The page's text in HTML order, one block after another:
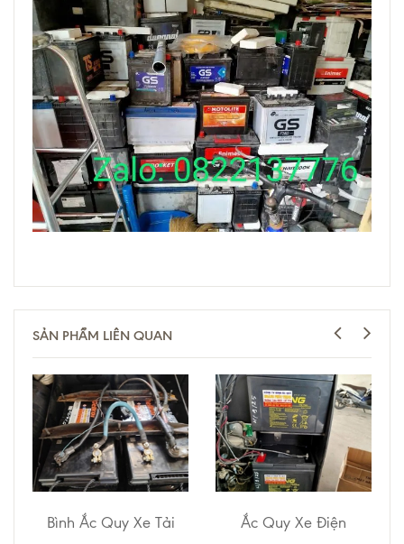
SẢN PHẨM LIÊN QUAN
Bình Ắc Quy Xe Tải Ắc Quy Xe Điện